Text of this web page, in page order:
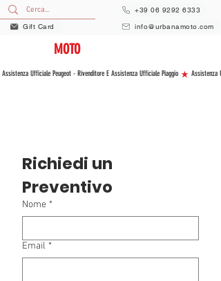
Gift Card
+39 06 9292 6333
info@urbanamoto.com
MOTO
Assistenza Ufficiale Peugeot - Rivenditore E Assistenza Ufficiale Piaggio
Richiedi un
Preventivo
Nome *
Email *